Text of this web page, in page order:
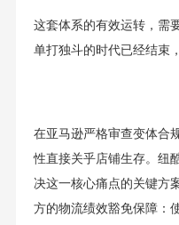
这套体系的有效运转，需
单打独斗的时代已经结束
在亚马逊严格审查变体合
性直接关乎店铺生存。纽
决这一核心痛点的关键方
方的物流绩效豁免保障：